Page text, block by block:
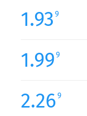
Samstag:
Sonntag:
1.93 9
1.999
2.26 9